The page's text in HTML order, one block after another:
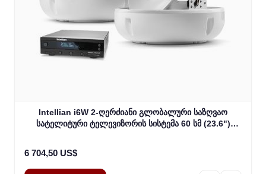
Intellian i6W 2-ღერძიანი გლობალური საზღვაო
სატელიტური ტელევიზორის სისტემა 60 სმ (23.6")
6 704,50 US$